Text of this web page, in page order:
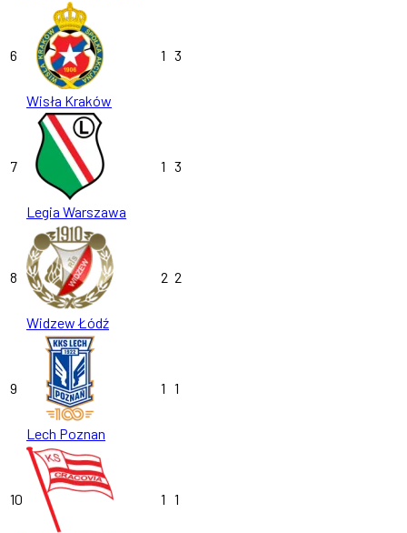
6
Wisła Kraków
1 3
7
Legia Warszawa
1 3
8
Widzew Łódź
2 2
9
Lech Poznan
1 1
10 1 1